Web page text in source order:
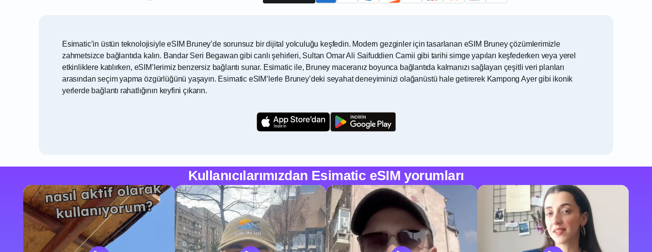
Esimatic’in üstün teknolojisiyle eSIM Bruney’de sorunsuz bir dijital yolculuğu keşfedin. Modern gezginler için tasarlanan eSIM Bruney çözümlerimizle
zahmetsizce bağlantıda kalın. Bandar Seri Begawan gibi canlı şehirleri, Sultan Omar Ali Saifuddien Camii gibi tarihi simge yapıları keşfederken veya yerel
etkinliklere katılırken, eSIM’lerimiz benzersiz bağlantı sunar. Esimatic ile, Bruney maceranız boyunca bağlantıda kalmanızı sağlayan çeşitli veri planları
arasından seçim yapma özgürlüğünü yaşayın. Esimatic eSIM’lerle Bruney’deki seyahat deneyiminizi olağanüstü hale getirerek Kampong Ayer gibi ikonik
yerlerde bağlantı rahatlığının keyfini çıkarın.
Kullanıcılarımızdan Esimatic eSIM yorumları